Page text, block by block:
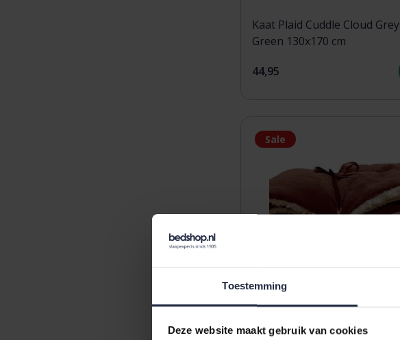
Toestemming
Deze website maakt gebruik van cookies
Kaat Plaid Cuddle Cloud Grey
Green 130x170 cm
44,95
Sale